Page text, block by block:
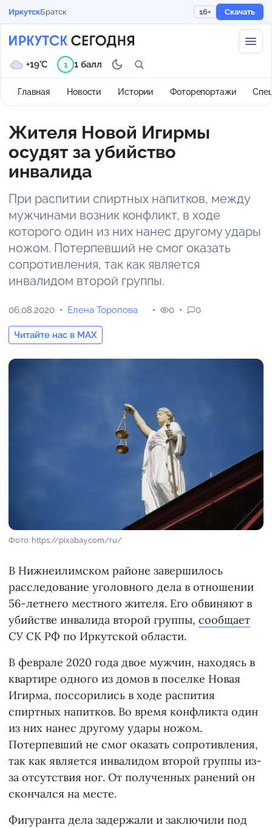
ИркутскБратск 16+ Скачать
Главная Новости Истории Фоторепортажи
+19°C 1 1 балл
Жителя Новой Игирмы
осудят за убийство
инвалида
При распитии спиртных напитков, между
мужчинами возник конфликт, в ходе
которого один из них нанес другому удары
ножом. Потерпевший не смог оказать
сопротивления, так как является
инвалидом второй группы.
06.08.2020 Елена Торопова
Читайте нас в MAX
0 0
Фото: https://pixabay.com/ru/
В Нижнеилимском районе завершилось
расследование уголовного дела в отношении
56-летнего местного жителя. Его обвиняют в
убийстве инвалида второй группы, сообщает
СУ СК РФ по Иркутской области.
В феврале 2020 года двое мужчин, находясь в
квартире одного из домов в поселке Новая
Игирма, поссорились в ходе распития
спиртных напитков. Во время конфликта один
из них нанес другому удары ножом.
Потерпевший не смог оказать сопротивления,
так как является инвалидом второй группы из-
за отсутствия ног. От полученных ранений он
скончался на месте.
Фигуранта дела задержали и заключили под